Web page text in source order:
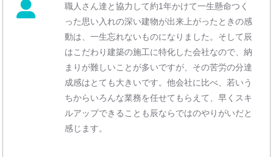
職人さん達と協力して約1年かけて一生懸命つく
った思い入れの深い建物が出来上がったときの感
動は、一生忘れないものになりました。そして辰
はこだわり建築の施工に特化した会社なので、納
まりが難しいことが多いですが、その苦労の分達
成感はとても大きいです。他会社に比べ、若いう
ちからいろんな業務を任せてもらえて、早くスキ
ルアップできることも辰ならではのやりがいだと
感じます。